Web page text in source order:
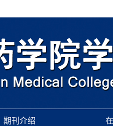
期刊介绍